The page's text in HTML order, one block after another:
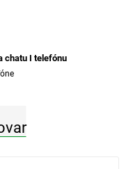
chatu I telefónu